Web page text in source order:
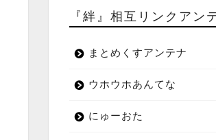
『絆』相互リンクアン
まとめくすアンテナ
ウホウホあんてな
にゅーおた